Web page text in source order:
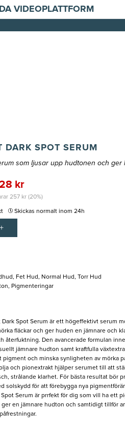
VIDEOPLATTFORM
DARK SPOT SERUM
som ljusar upp hudtonen och ger
kr
257 kr (20%)
Skickas normalt inom 24h
+
Fet Hud, Normal Hud, Torr Hud
Pigmenteringar
Dark Spot Serum är ett högeffektivt serum
fläckar och ger huden en jämnare och
återfuktning. Den avancerade formulan
jämnare hudton samt kraftfulla
pigment och minska synligheten av mörka
och pionextrakt hjälper serumet till att
strålande klarhet. För bästa resultat bör
solskydd för att förebygga nya
Serum är prrfekt för dig som vill ha ett
ger en jämnare hudton och samtidigt tillför